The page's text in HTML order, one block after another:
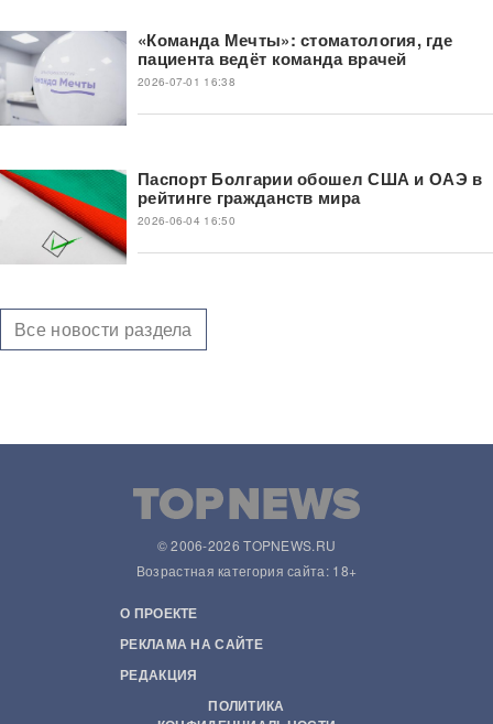
«Команда Мечты»: стоматология, где
пациента ведёт команда врачей
2026-07-01 16:38
Паспорт Болгарии обошел США и ОАЭ в
рейтинге гражданств мира
2026-06-04 16:50
Все новости раздела
© 2006-2026 TOPNEWS.RU
Возрастная категория сайта: 18+
О ПРОЕКТЕ
РЕКЛАМА НА САЙТЕ
РЕДАКЦИЯ
ПОЛИТИКА